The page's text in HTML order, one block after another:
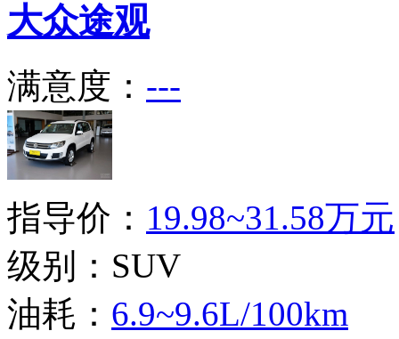
大众途观
满意度： ---
指导价： 19.98~31.58万元
级别：SUV
油耗： 6.9~9.6L/100km